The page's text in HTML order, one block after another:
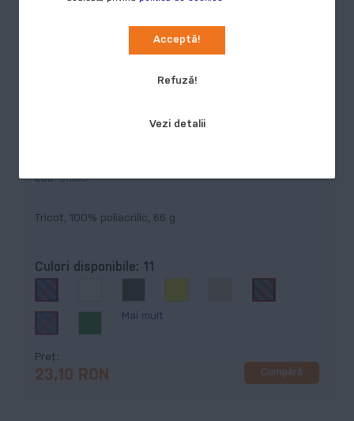
Vezi detalii
Refuză!
Acceptă!
COD: 31500
Tricot, 100% poliacrilic, 66 g
Culori disponibile: 11
Mai mult
Preț
23,10 RON Cumpără